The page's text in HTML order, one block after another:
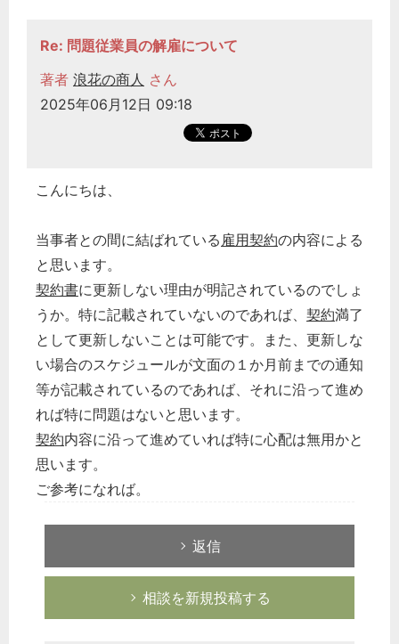
Re: 問題従業員の解雇について
著者 浪花の商人 さん
2025年06月12日 09:18
こんにちは、
当事者との間に結ばれている 雇用契約の内容による
と思います。
契約書に更新しない理由が明記されているのでしょ
うか。特に記載されていないのであれば、 契約満了
として更新しないことは可能です。また、更新しな
い場合のスケジュールが文面の１か月前までの通知
等が記載されているのであれば、それに沿って進め
れば特に問題はないと思います。
契約内容に沿って進めていれば特に心配は無用かと
思います。
ご参考になれば。
返信
相談を新規投稿する